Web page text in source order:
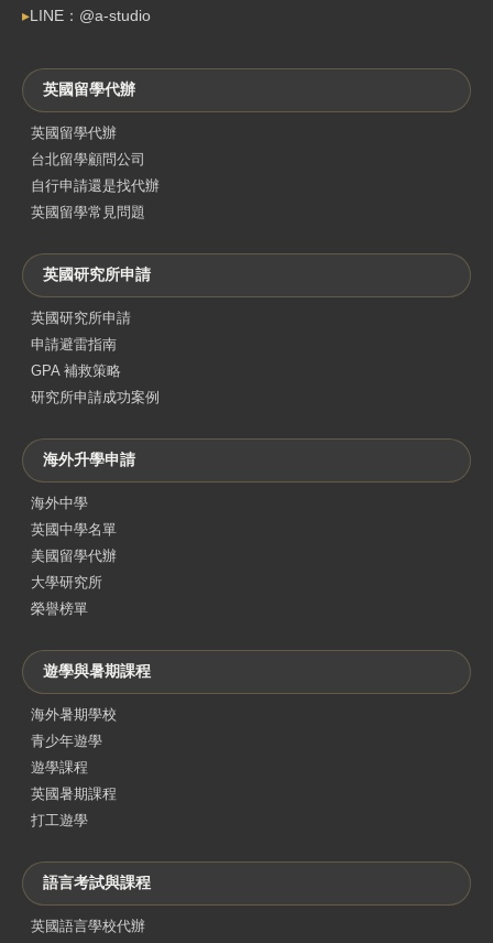
▸LINE：@a-studio
英國留學代辦
英國留學代辦
台北留學顧問公司
自行申請還是找代辦
英國留學常見問題
英國研究所申請
英國研究所申請
申請避雷指南
GPA 補救策略
研究所申請成功案例
海外升學申請
海外中學
英國中學名單
美國留學代辦
大學研究所
榮譽榜單
遊學與暑期課程
海外暑期學校
青少年遊學
遊學課程
英國暑期課程
打工遊學
語言考試與課程
英國語言學校代辦